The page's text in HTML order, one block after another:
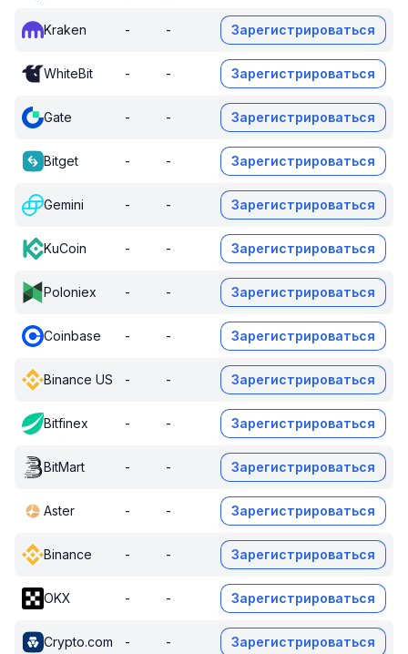
Kraken - - Зарегистрироваться
WhiteBit - - Зарегистрироваться
Gate - - Зарегистрироваться
Bitget - - Зарегистрироваться
Gemini - - Зарегистрироваться
KuCoin - - Зарегистрироваться
Poloniex - - Зарегистрироваться
Coinbase - - Зарегистрироваться
Binance US - - Зарегистрироваться
Bitfinex - - Зарегистрироваться
BitMart - - Зарегистрироваться
Aster - - Зарегистрироваться
Binance - - Зарегистрироваться
OKX - - Зарегистрироваться
Crypto.com - - Зарегистрироваться